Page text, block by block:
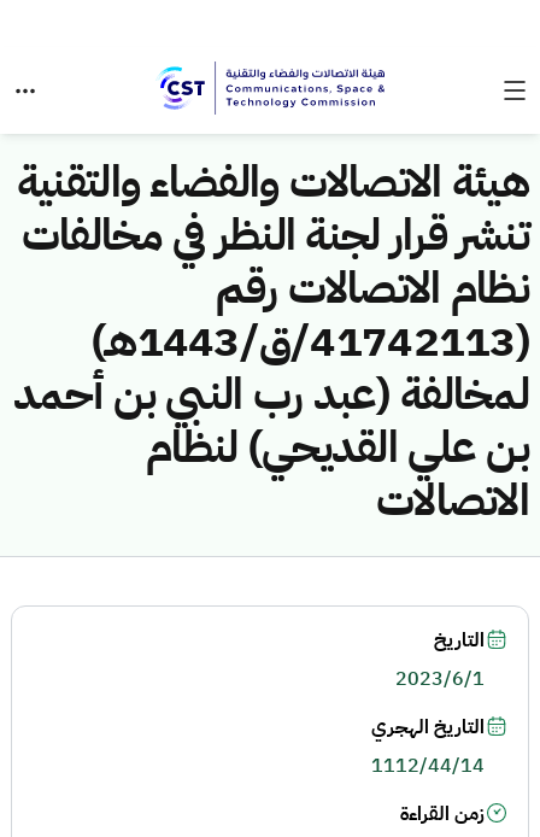
هيئة الاتصالات والفضاء والتقنية
تنشر قرار لجنة النظر في مخالفات
نظام الاتصالات رقم
(41742113/ق/1443هـ)
لمخالفة (عبد رب النبي بن أحمد
بن علي القديحي) لنظام
الاتصالات
التاريخ
2023/6/1
التاريخ الهجري
1112/44/14
زمن القراءة